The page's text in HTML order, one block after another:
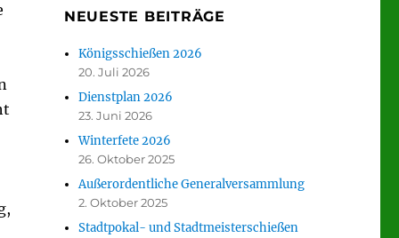
NEUESTE BEITRÄGE
Königsschießen 2026
20. Juli 2026
Dienstplan 2026
23. Juni 2026
Winterfete 2026
26. Oktober 2025
Außerordentliche Generalversammlung
2. Oktober 2025
Stadtpokal- und Stadtmeisterschießen